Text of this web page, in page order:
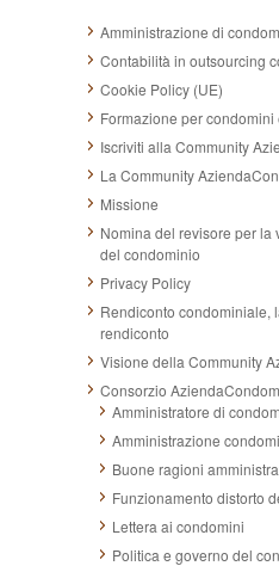
Amministrazione di
Contabilità in outsourcing
Cookie Policy (UE)
Formazione per
Iscriviti alla Community
La Community
Missione
Nomina del revisore per
del condominio
Privacy Policy
Rendiconto condominiale,
rendiconto
Visione della Community
Consorzio
Amministratore di
Amministrazione
Buone ragioni
Funzionamento distorto
Lettera ai condomini
Politica e governo del